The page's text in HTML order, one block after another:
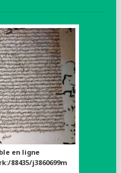
en ligne
88435/j3860699m